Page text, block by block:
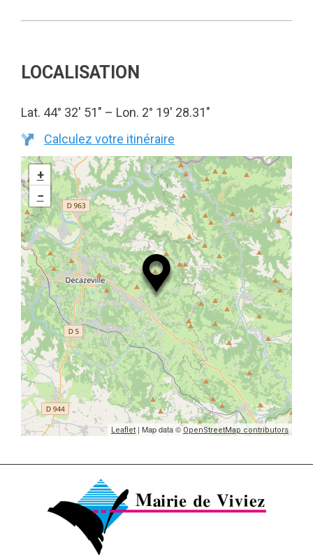
LOCALISATION
Lat. 44° 32′ 51″ – Lon. 2° 19′ 28.31″
Calculez votre itinéraire
+
−
Leaflet | Map data ©OpenStreetMap contributors